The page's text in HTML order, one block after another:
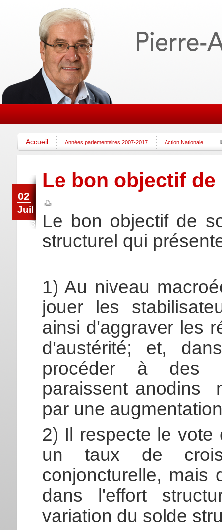
Accueil Années parlementaires 2007-2017 Action Nationale
Le bon objectif
02
Juil
2013
Le bon objectif de
structurel qui
1) Au niveau
jouer les
ainsi d'aggraver les
d'austérité; et,
procéder à des
paraissent anodins
par une
2) Il respecte le vote
un taux de
conjoncturelle, mais
dans l'effort
variation du solde